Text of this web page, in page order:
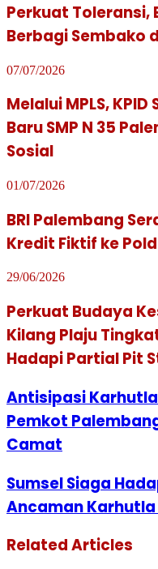
Perkuat Toleransi,
Berbagi Sembako
07/07/2026
Melalui MPLS,
Baru SMP N 35
Sosial
01/07/2026
BRI Palembang
Kredit Fiktif ke
29/06/2026
Perkuat Budaya
Kilang Plaju
Hadapi Partial Pit
Antisipasi
Pemkot
Camat
Sumsel Siaga
Ancaman
Related Articles